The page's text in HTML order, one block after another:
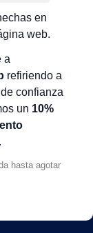
en
web.
a
refiriendo a
confianza
un 10%
.
hasta agotar
ICASA CR440225
TINA BOMBA
ICASA CR440631